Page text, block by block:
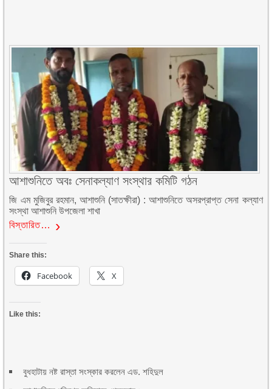
আশাশুনিতে অবঃ সেনাকল্যাণ সংস্থার কমিটি গঠন
জি এম মুজিবুর রহমান, আশাশুনি (সাতক্ষীরা) : আশাশুনিতে অসরপ্রাপ্ত সেনা কল্যাণ
সংস্থা আশাশুনি উপজেলা শাখা
বিস্তারিত…
Share this:
Facebook X
Like this:
বুধহাটায় নষ্ট রাস্তা সংস্কার করলেন এড. শহিদুল